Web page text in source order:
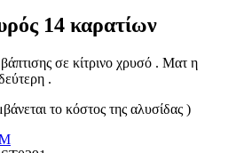
14 καρατίων
σε κίτρινο χρυσό . Ματ η
.
το κόστος της αλυσίδας )